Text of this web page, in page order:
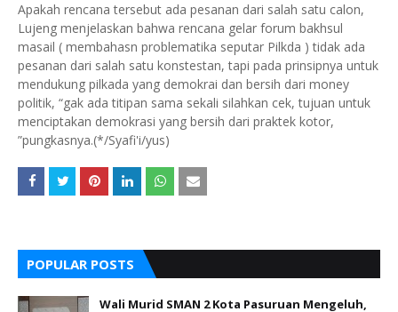
Apakah rencana tersebut ada pesanan dari salah satu calon,
Lujeng menjelaskan bahwa rencana gelar forum bakhsul
masail ( membahasn problematika seputar Pilkda ) tidak ada
pesanan dari salah satu konstestan, tapi pada prinsipnya untuk
mendukung pilkada yang demokrai dan bersih dari money
politik, “gak ada titipan sama sekali silahkan cek, tujuan untuk
menciptakan demokrasi yang bersih dari praktek kotor,
”pungkasnya.(*/Syafi'i/yus)
POPULAR POSTS
Wali Murid SMAN 2 Kota Pasuruan Mengeluh,